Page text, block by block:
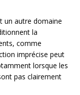
un autre domaine
la
comme
imprécise peut
lorsque les
pas clairement